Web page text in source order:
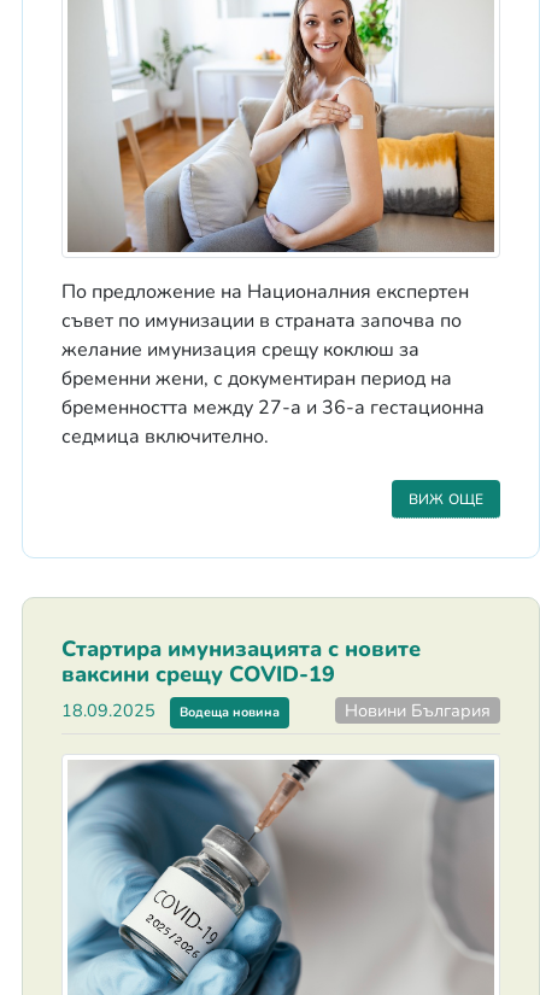
По предложение на Националния експертен
съвет по имунизации в страната започва по
желание имунизация срещу коклюш за
бременни жени, с документиран период на
бременността между 27-а и 36-а гестационна
седмица включително.
ВИЖ ОЩЕ
Стартира имунизацията с новите
ваксини срещу COVID-19
18.09.2025 Водеща новина Новини България